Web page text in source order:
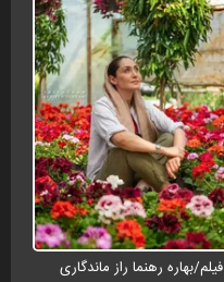
فیلم/بهاره رهنما راز ماندگاری